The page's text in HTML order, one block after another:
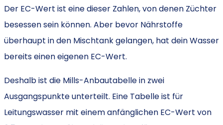
Der EC-Wert ist eine dieser Zahlen, von denen Züchter
besessen sein können. Aber bevor Nährstoffe
überhaupt in den Mischtank gelangen, hat dein Wasser
bereits einen eigenen EC-Wert.
Deshalb ist die Mills-Anbautabelle in zwei
Ausgangspunkte unterteilt. Eine Tabelle ist für
Leitungswasser mit einem anfänglichen EC-Wert von